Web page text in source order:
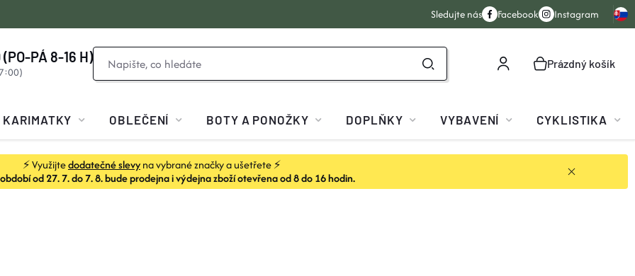
⚡ Využijtedodatečné slevyna vybrané značky a ušetřete ⚡
od 27. 7. do 7. 8. bude prodejna i výdejna zboží otevřena od 8 do 16 hodin.
Sledujte nás Facebook Instagram
NÁKUPNÍ
Prázdný košík
PÁ 8-16 H)
KARIMATKY OBLEČENÍ BOTY A PONOŽKY DOPLŇKY VYBAVENÍ CYKLISTIKA